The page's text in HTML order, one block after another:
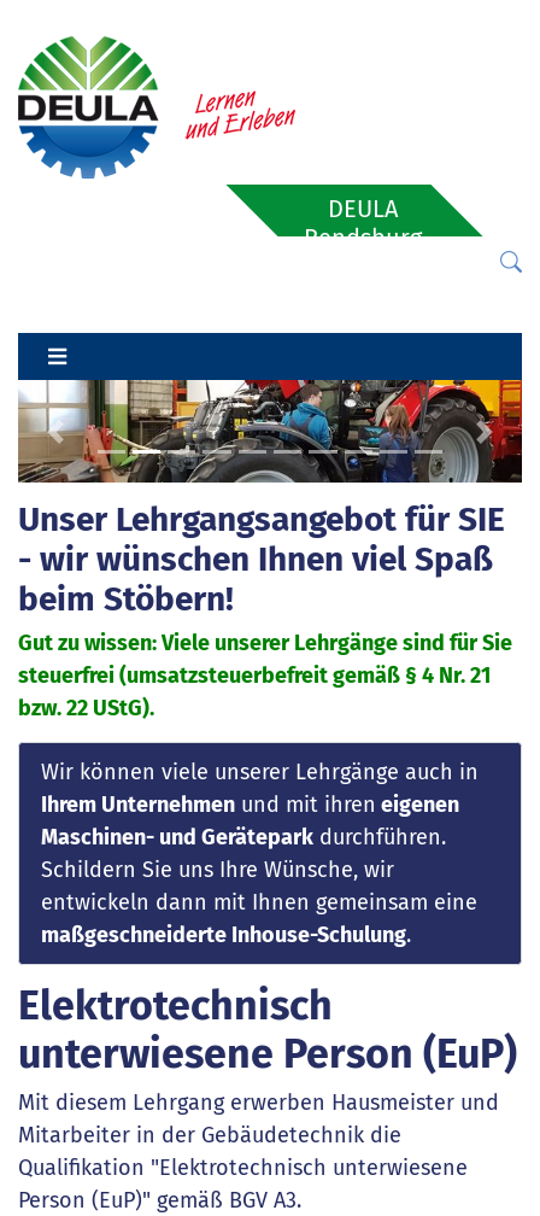
DEULA
Rendsburg
Previous Next
Unser Lehrgangsangebot für SIE
- wir wünschen Ihnen viel Spaß
beim Stöbern!
Gut zu wissen: Viele unserer Lehrgänge sind für Sie
steuerfrei (umsatzsteuerbefreit gemäß § 4 Nr. 21
bzw. 22 UStG).
Wir können viele unserer Lehrgänge auch in
Ihrem Unternehmenund mit ihren eigenen
Maschinen- und Geräteparkdurchführen.
Schildern Sie uns Ihre Wünsche, wir
entwickeln dann mit Ihnen gemeinsam eine
maßgeschneiderte Inhouse-Schulung.
Elektrotechnisch
unterwiesene Person (EuP)
Mit diesem Lehrgang erwerben Hausmeister und
Mitarbeiter in der Gebäudetechnik die
Qualifikation "Elektrotechnisch unterwiesene
Person (EuP)" gemäß BGV A3.